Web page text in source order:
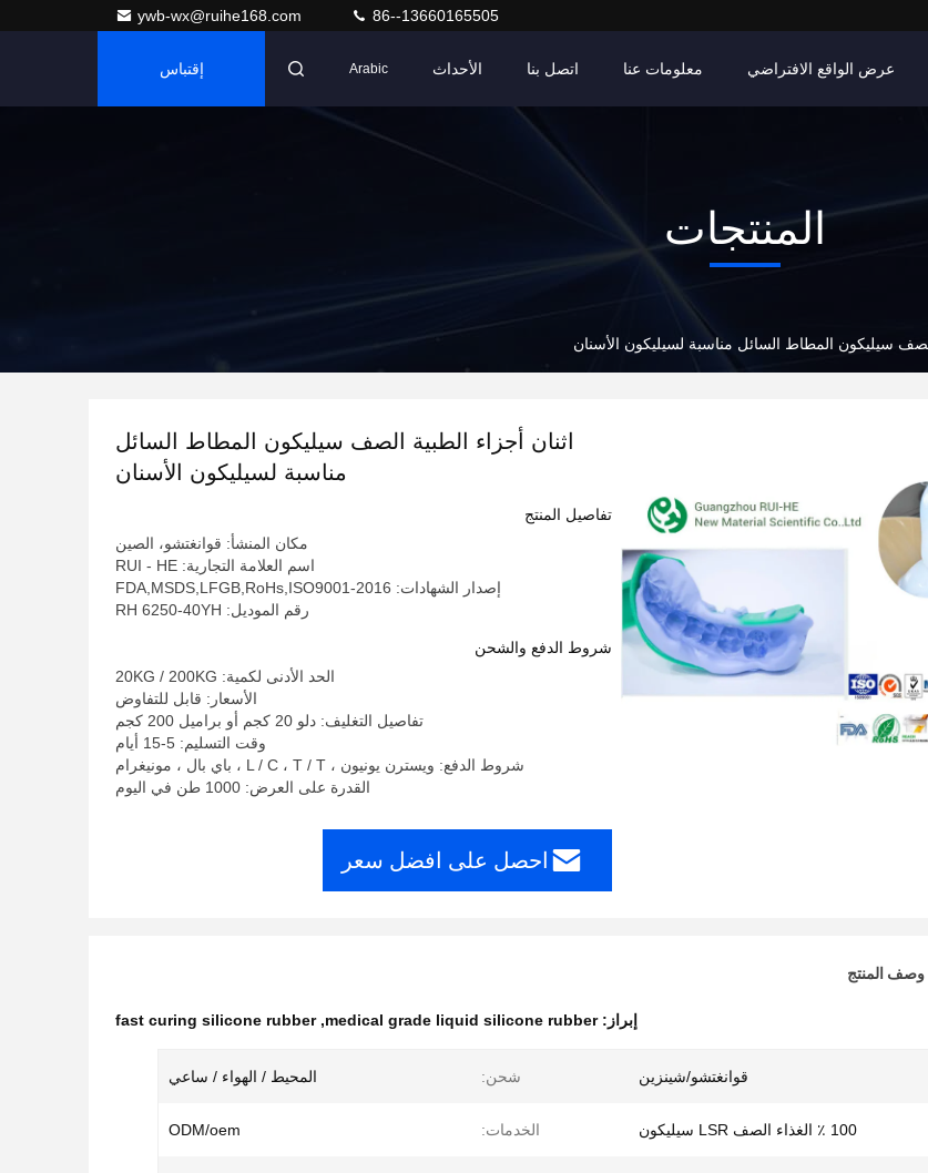
ywb-wx@ruihe168.com 86--13660165505
عرض الواقع الافتراضي معلومات عنا اتصل بنا الأحداث Arabic إقتباس
المنتجات
سيليكون المطاط السائل مناسبة لسيليكون الأسنان
اثنان أجزاء الطبية الصف سيليكون المطاط السائل
مناسبة لسيليكون الأسنان
تفاصيل المنتج
مكان المنشأ: قوانغتشو، الصين
اسم العلامة التجارية: RUI - HE
إصدار الشهادات: FDA,MSDS,LFGB,RoHs,ISO9001-2016
رقم الموديل: RH 6250-40YH
شروط الدفع والشحن
الحد الأدنى لكمية: 20KG / 200KG
الأسعار: قابل للتفاوض
تفاصيل التغليف: دلو 20 كجم أو براميل 200 كجم
وقت التسليم: 5-15 أيام
شروط الدفع: ويسترن يونيون ، L / C ، T / T ، باي بال ، مونيغرام
القدرة على العرض: 1000 طن في اليوم
احصل على افضل سعر
وصف المنتج
إبراز:medical grade liquid silicone rubber
,
fast curing silicone rubber
قوانغتشو/شينزين شحن: المحيط / الهواء / ساعي
100 ٪ الغذاء الصف LSR سيليكون الخدمات: ODM/oem